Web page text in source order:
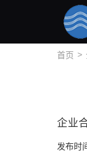
首页 >
企业
发布时